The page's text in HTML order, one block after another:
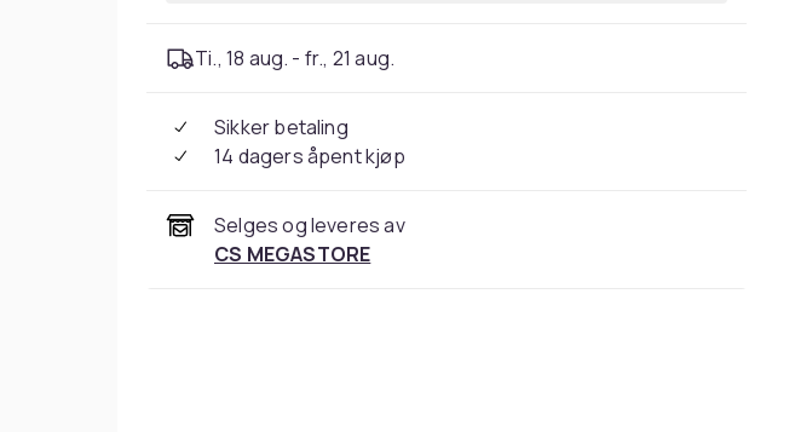
Ti., 18 aug. - fr., 21 aug.
Sikker betaling
14 dagers åpent kjøp
Selges og leveres av
CS MEGASTORE